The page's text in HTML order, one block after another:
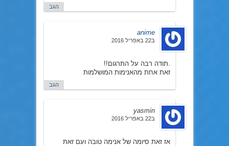
הגב
anime
ב22 באפריל 2016
.תודה רבה על התרגום!!
זאת אחת מהאנימות המושלמות
הגב
yasmin
ב22 באפריל 2016
אז זאת סיומה של אנימה טובה ועם זאת